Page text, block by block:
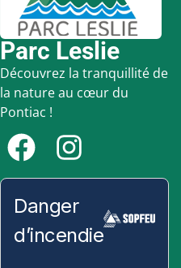
Parc Leslie
Découvrez la tranquillité de
la nature au cœur du
Pontiac !
Danger
d’incendie